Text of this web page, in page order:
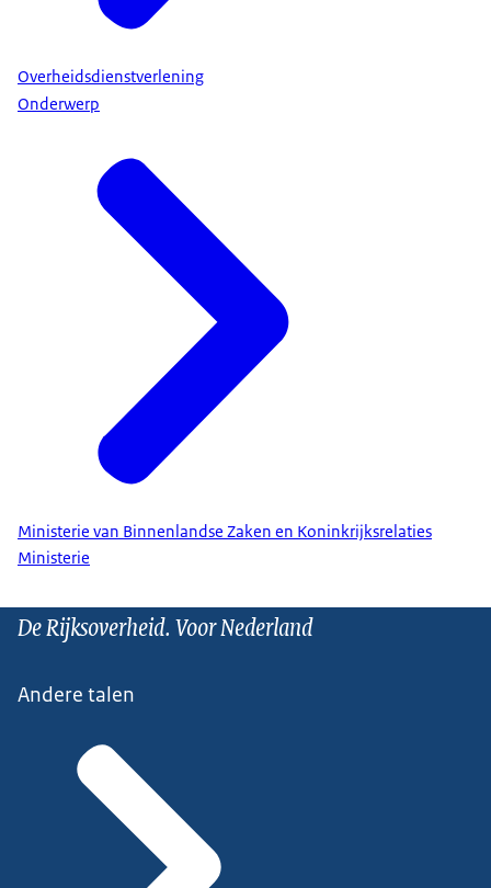
Overheidsdienstverlening
Onderwerp
Ministerie van Binnenlandse Zaken en Koninkrijksrelaties
Ministerie
De Rijksoverheid. Voor Nederland
Andere talen